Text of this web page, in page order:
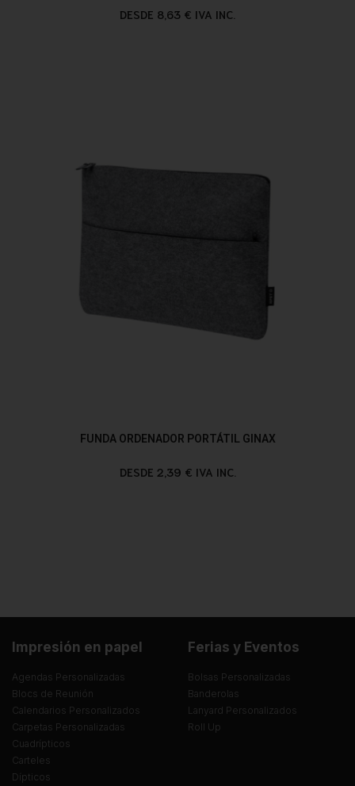
DESDE 8,63 € IVA INC.
FUNDA ORDENADOR PORTÁTIL GINAX
DESDE 2,39 € IVA INC.
Impresión en papel
Agendas Personalizadas
Blocs de Reunión
Calendarios Personalizados
Carpetas Personalizadas
Cuadrípticos
Carteles
Dípticos
Ferias y Eventos
Bolsas Personalizadas
Banderolas
Lanyard Personalizados
Roll Up